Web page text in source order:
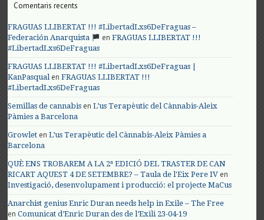
Comentaris recents
FRAGUAS LLIBERTAT !!! #LibertadLxs6DeFraguas –
Federación Anarquista
enFRAGUAS LLIBERTAT !!!
#LibertadLxs6DeFraguas
FRAGUAS LLIBERTAT !!! #LibertadLxs6DeFraguas |
KanPasqualenFRAGUAS LLIBERTAT !!!
#LibertadLxs6DeFraguas
Semillas de cannabis enL’us Terapèutic del Cànnabis-Aleix
Pàmies a Barcelona
Growlet enL’us Terapèutic del Cànnabis-Aleix Pàmies a
Barcelona
QUÈ ENS TROBAREM A LA 2ª EDICIÓ DEL TRASTER DE CAN
RICART AQUEST 4 DE SETEMBRE? – Taula de l'Eix Pere IV en
Investigació, desenvolupament i producció: el projecte MaCus
Anarchist genius Enric Duran needs help in Exile – The Free
enComunicat d’Enric Duran des de l’Exili 23-04-19